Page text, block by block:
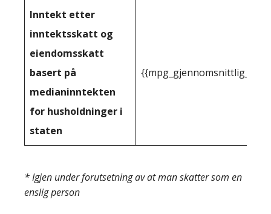
Inntekt etter
inntektsskatt og
eiendomsskatt
basert på
medianinntekten
for husholdninger i
staten
* Igjen under forutsetning av at man skatter som en
enslig person